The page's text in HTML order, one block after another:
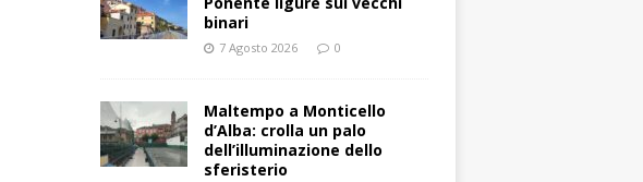
binari
7 Agosto 2026 0
Maltempo a Monticello
d’Alba: crolla un palo
dell’illuminazione dello
sferisterio